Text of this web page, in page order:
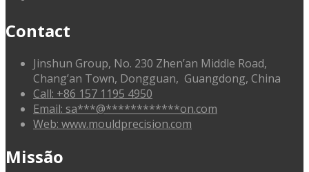
Contact
Jinshun Group, No. 230 Zhen’an Middle Road,
Chang’an Town, Dongguan, Guangdong, China
Call: +86 157 1195 4950
Email: sa***@************on.com
Web: www.mouldprecision.com
Missão